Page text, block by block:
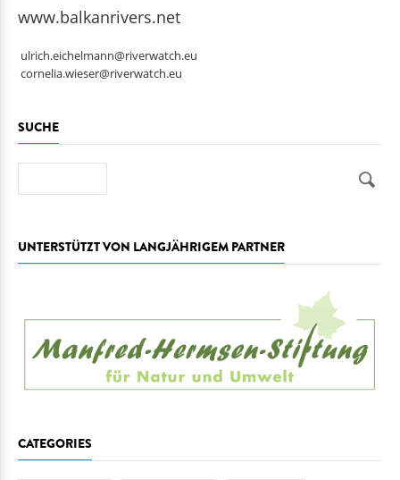
cornelia.wieser@riverwatch.eu
Suche